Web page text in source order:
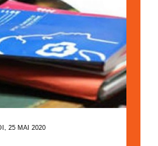
25 MAI 2020